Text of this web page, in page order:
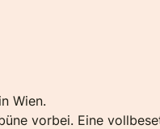
Wien.
vorbei. Eine